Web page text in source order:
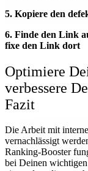
5. Kopiere den
6. Finde den Link
fixe den Link dort
Optimiere
verbessere
Fazit
Die Arbeit mit
vernachlässigt
Ranking-Booster
bei Deinen